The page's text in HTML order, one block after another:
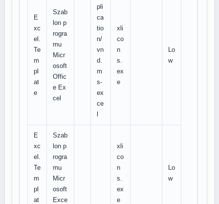
E
xc
el.
Te
m
pl
at
e
Szab
lon p
rogra
mu
Micr
osoft
Offic
e Ex
cel
pli
ca
tio
n/
vn
d.
m
s-
ex
ce
xli
co
n
s.
ex
e
Lo
w
E
xc
el.
Te
m
pl
at
Szab
lon p
rogra
mu
Micr
osoft
Exce
xli
co
n
s.
ex
e
Lo
w